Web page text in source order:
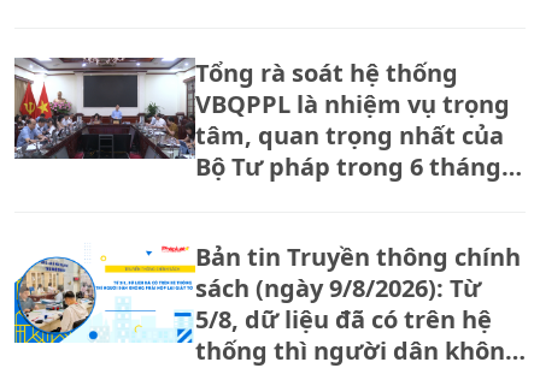
Tổng rà soát hệ thống
VBQPPL là nhiệm vụ trọng
tâm, quan trọng nhất của
Bộ Tư pháp trong 6 tháng
Bản tin Truyền thông chính
sách (ngày 9/8/2026): Từ
5/8, dữ liệu đã có trên hệ
thống thì người dân không